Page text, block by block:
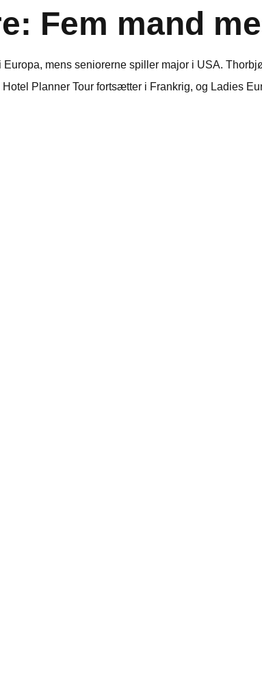
Fem mand
mens seniorerne spiller major i USA.
Planner Tour fortsætter i Frankrig, og Ladies